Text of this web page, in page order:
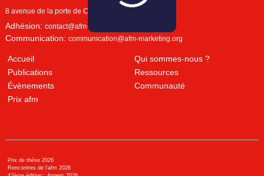
8 avenue de la porte de Champerret
Adhésion: contact@afm-marketing.org
Communication: communication@afm-marketing.org
Accueil
Qui sommes-nous ?
Publications
Ressources
Évènements
Communauté
Prix afm
Prix de thèse 2026
Rencontres de l'afm 2026